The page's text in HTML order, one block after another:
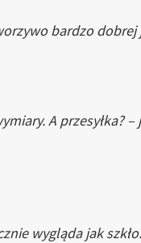
bardzo dobrej
A
wygląda jak